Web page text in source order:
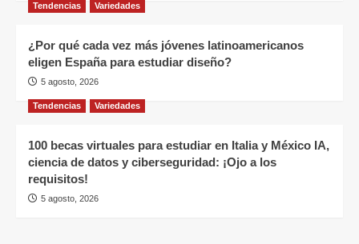
Tendencias Variedades
¿Por qué cada vez más jóvenes latinoamericanos
eligen España para estudiar diseño?
5 agosto, 2026
Tendencias Variedades
100 becas virtuales para estudiar en Italia y México IA,
ciencia de datos y ciberseguridad: ¡Ojo a los
requisitos!
5 agosto, 2026